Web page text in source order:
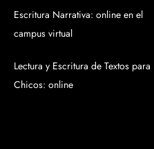
Escritura Narrativa: online en el
campus virtual
Lectura y Escritura de Textos para
Chicos: online